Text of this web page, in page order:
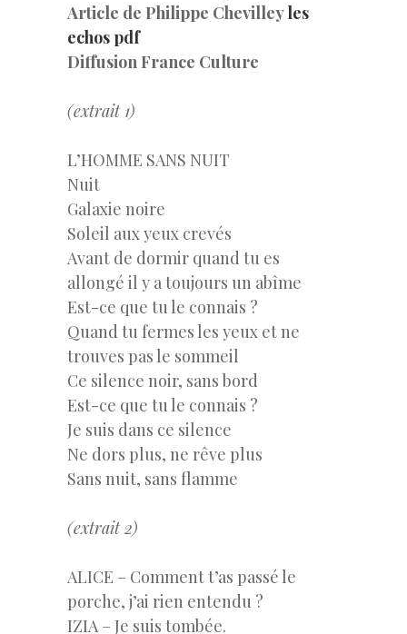
Article de Philippe Chevilleyles
echos pdf
Diffusion France Culture
(extrait 1)
L’HOMME SANS NUIT
Nuit
Galaxie noire
Soleil aux yeux crevés
Avant de dormir quand tu es
allongé il y a toujours un abîme
Est-ce que tu le connais ?
Quand tu fermes les yeux et ne
trouves pas le sommeil
Ce silence noir, sans bord
Est-ce que tu le connais ?
Je suis dans ce silence
Ne dors plus, ne rêve plus
Sans nuit, sans flamme
(extrait 2)
ALICE – Comment t’as passé le
porche, j’ai rien entendu ?
IZIA – Je suis tombée.